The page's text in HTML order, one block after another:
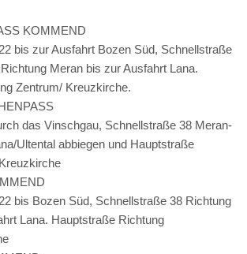
KOMMEND
bis zur Ausfahrt Bozen Süd, Schnellstraße
Meran bis zur Ausfahrt Lana.
Zentrum/ Kreuzkirche.
das Vinschgau, Schnellstraße 38 Meran-
Ultental abbiegen und Hauptstraße
bis Bozen Süd, Schnellstraße 38 Richtung
Lana. Hauptstraße Richtung